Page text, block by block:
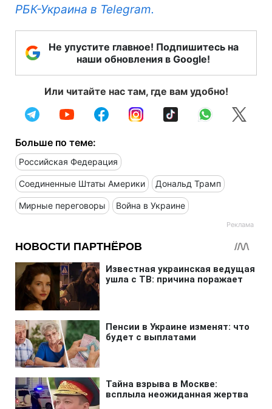
РБК-Украина в Telegram.
Не упустите главное! Подпишитесь на
наши обновления в Google!
Или читайте нас там, где вам удобно!
Больше по теме:
Российская Федерация
Соединенные Штаты Америки Дональд Трамп
Мирные переговоры Война в Украине